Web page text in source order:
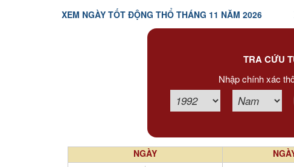
XEM NGÀY TỐT ĐỘNG THỔ THÁNG 11 NĂM 2026
TRA CỨU
Nhập chính xác
NGÀY